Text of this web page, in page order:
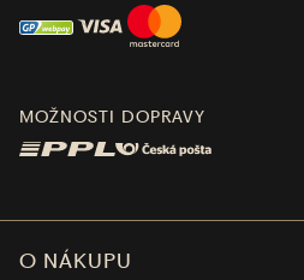
O NÁKUPU
MOŽNOSTI DOPRAVY